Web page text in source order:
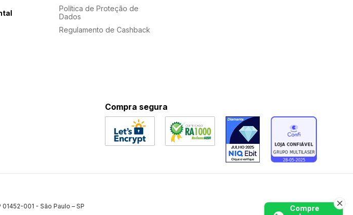
Compre
Política de Proteção de
Dados
Regulamento de Cashback
Compra segura
01452-001 - São Paulo – SP